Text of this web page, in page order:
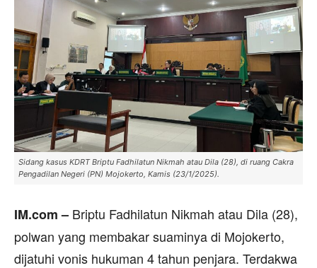
Sidang kasus KDRT Briptu Fadhilatun Nikmah atau Dila (28), di ruang Cakra
Pengadilan Negeri (PN) Mojokerto, Kamis (23/1/2025).
IM.com – Briptu Fadhilatun Nikmah atau Dila (28),
polwan yang membakar suaminya di Mojokerto,
dijatuhi vonis hukuman 4 tahun penjara. Terdakwa